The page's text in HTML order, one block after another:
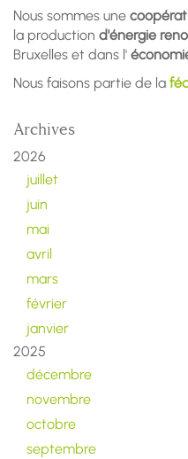
Nous sommes une
la production d'énergie
Bruxelles et dans l'
Nous faisons partie de la
Archives
2026
juillet
juin
mai
avril
mars
février
janvier
2025
décembre
novembre
octobre
septembre